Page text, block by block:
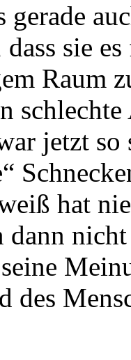
gerade
dass sie
Raum
jetzt
hat
dann
des